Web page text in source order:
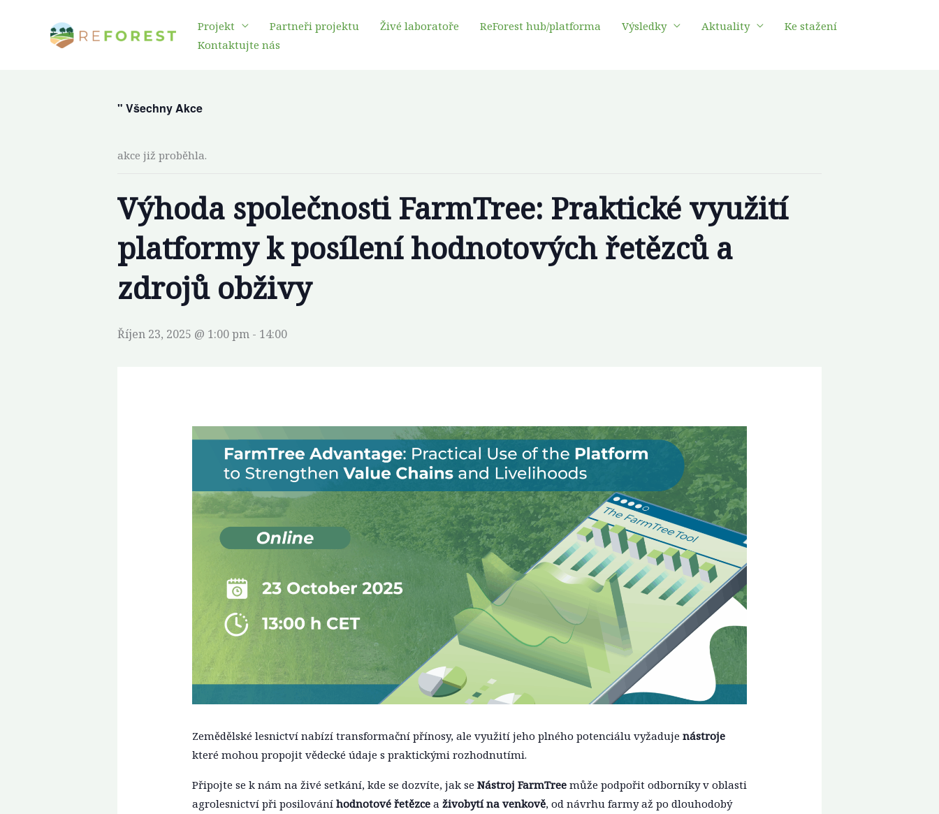
Projekt Partneři projektu Živé laboratoře ReForest hub/platforma Výsledky Aktuality
Ke stažení
Kontaktujte nás
" Všechny Akce
akce již proběhla.
Výhoda společnosti FarmTree: Praktické využití
platformy k posílení hodnotových řetězců a
zdrojů obživy
Říjen 23, 2025 @ 1:00 pm - 14:00
Zemědělské lesnictví nabízí transformační přínosy, ale využití jeho plného potenciálu vyžaduje nástroje
které mohou propojit vědecké údaje s praktickými rozhodnutími.
Připojte se k nám na živé setkání, kde se dozvíte, jak se Nástroj FarmTreemůže podpořit odborníky v oblasti
agrolesnictví při posilování hodnotové řetězcea živobytí na venkově, od návrhu farmy až po dlouhodobý